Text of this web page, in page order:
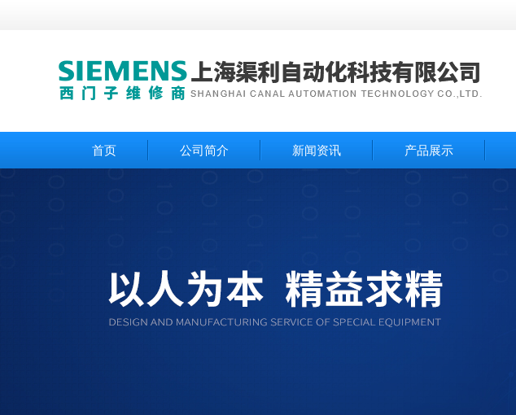
首页 公司简介 新闻资讯 产品展示